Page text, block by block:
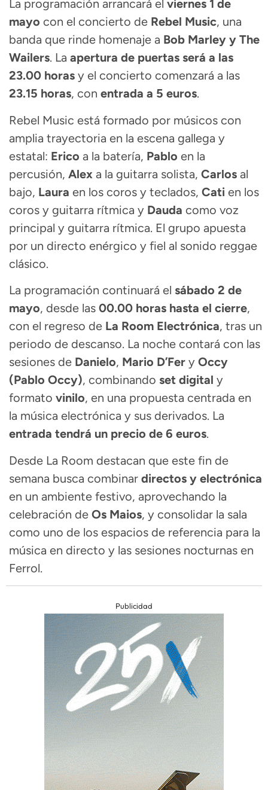
La programación arrancará el viernes 1 de
mayo con el concierto de Rebel Music, una
banda que rinde homenaje a Bob Marley y The
Wailers. La apertura de puertas será a las
23.00 horas y el concierto comenzará a las
23.15 horas, con entrada a 5 euros.
Rebel Music está formado por músicos con
amplia trayectoria en la escena gallega y
estatal: Erico a la batería, Pablo en la
percusión, Alex a la guitarra solista, Carlos al
bajo, Laura en los coros y teclados, Cati en los
coros y guitarra rítmica y Dauda como voz
principal y guitarra rítmica. El grupo apuesta
por un directo enérgico y fiel al sonido reggae
clásico.
La programación continuará el sábado 2 de
mayo, desde las 00.00 horas hasta el cierre,
con el regreso de La Room Electrónica, tras un
periodo de descanso. La noche contará con las
sesiones de Danielo, Mario D’Fer y Occy
(Pablo Occy), combinando set digital y
formato vinilo, en una propuesta centrada en
la música electrónica y sus derivados. La
entrada tendrá un precio de 6 euros.
Desde La Room destacan que este fin de
semana busca combinar directos y electrónica
en un ambiente festivo, aprovechando la
celebración de Os Maios, y consolidar la sala
como uno de los espacios de referencia para la
música en directo y las sesiones nocturnas en
Ferrol.
Publicidad